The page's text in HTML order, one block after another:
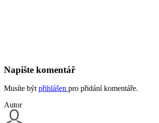
Napište komentář
Musíte být přihlášen pro přidání komentáře.
Autor